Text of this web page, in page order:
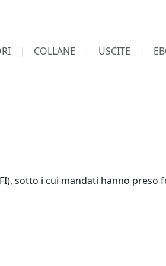
COLLANE USCITE
sotto i cui mandati hanno